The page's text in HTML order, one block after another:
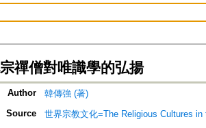
禪僧對唯識學的弘揚
Author
韓傳強 (著)
Source
世界宗教文化=The Religious Cultures in